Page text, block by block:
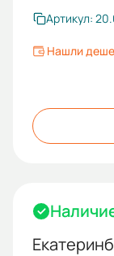
Артикул:
Нашли